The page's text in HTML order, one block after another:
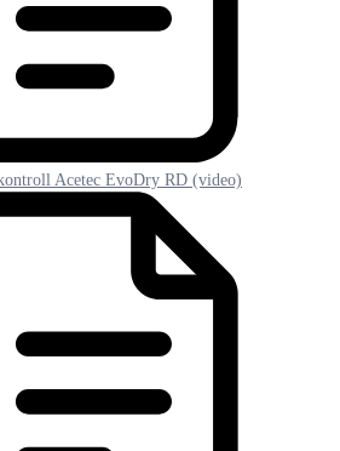
Acetec EvoDry RD (video)